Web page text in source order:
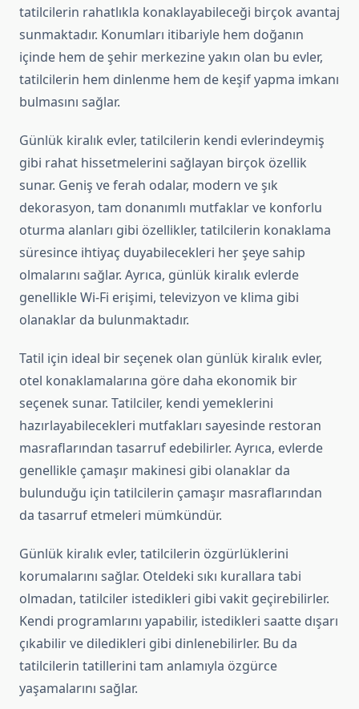
tatilcilerin rahatlıkla konaklayabileceği birçok avantaj
sunmaktadır. Konumları itibariyle hem doğanın
içinde hem de şehir merkezine yakın olan bu evler,
tatilcilerin hem dinlenme hem de keşif yapma imkanı
bulmasını sağlar.
Günlük kiralık evler, tatilcilerin kendi evlerindeymiş
gibi rahat hissetmelerini sağlayan birçok özellik
sunar. Geniş ve ferah odalar, modern ve şık
dekorasyon, tam donanımlı mutfaklar ve konforlu
oturma alanları gibi özellikler, tatilcilerin konaklama
süresince ihtiyaç duyabilecekleri her şeye sahip
olmalarını sağlar. Ayrıca, günlük kiralık evlerde
genellikle Wi-Fi erişimi, televizyon ve klima gibi
olanaklar da bulunmaktadır.
Tatil için ideal bir seçenek olan günlük kiralık evler,
otel konaklamalarına göre daha ekonomik bir
seçenek sunar. Tatilciler, kendi yemeklerini
hazırlayabilecekleri mutfakları sayesinde restoran
masraflarından tasarruf edebilirler. Ayrıca, evlerde
genellikle çamaşır makinesi gibi olanaklar da
bulunduğu için tatilcilerin çamaşır masraflarından
da tasarruf etmeleri mümkündür.
Günlük kiralık evler, tatilcilerin özgürlüklerini
korumalarını sağlar. Oteldeki sıkı kurallara tabi
olmadan, tatilciler istedikleri gibi vakit geçirebilirler.
Kendi programlarını yapabilir, istedikleri saatte dışarı
çıkabilir ve diledikleri gibi dinlenebilirler. Bu da
tatilcilerin tatillerini tam anlamıyla özgürce
yaşamalarını sağlar.